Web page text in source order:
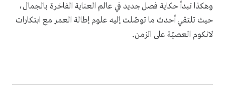
وهكذا تبدأ حكاية فصل جديد في عالم العناية الفاخرة بالجمال،
حيث تلتقي أحدث ما توصّلت إليه علوم إطالة العمر مع ابتكارات
لانكوم العصيّة على الزمن.